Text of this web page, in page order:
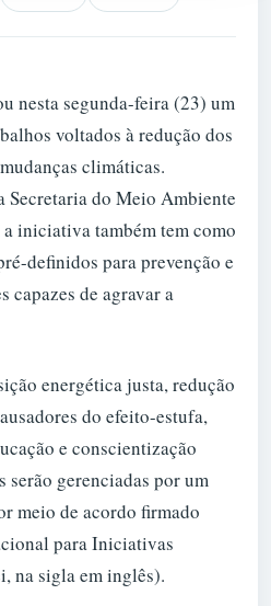
nesta segunda-feira (23) um
voltados à redução dos
climáticas.
Secretaria do Meio Ambiente
iniciativa também tem como
definidos para prevenção e
capazes de agravar a
energética justa, redução
do efeito-estufa,
e conscientização
gerenciadas por um
meio de acordo firmado
para Iniciativas
na sigla em inglês).